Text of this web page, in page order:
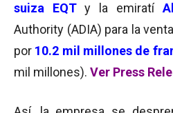
suiza EQTy la emiratí
Authority (ADIA) para la
por 10.2 mil millones de
mil millones). Ver Press